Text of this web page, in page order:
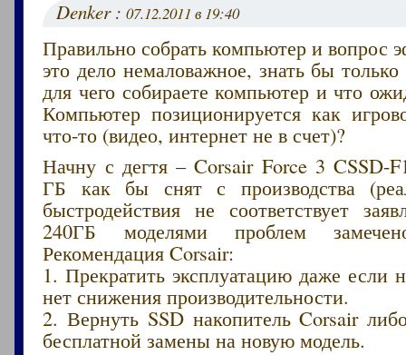
Denker :07.12.2011 в 19:40
Правильно собрать компьютер и вопрос
это дело немаловажное, знать бы
для чего собираете компьютер и что
Компьютер позиционируется как
что-то (видео, интернет не в счет)?
Начну с дегтя – Corsair Force 3 CSSD-
ГБ как бы снят с производства
быстродействия не соответствует
240ГБ моделями проблем
Рекомендация Corsair:
1. Прекратить эксплуатацию даже если
нет снижения производительности.
2. Вернуть SSD накопитель Corsair
бесплатной замены на новую модель.